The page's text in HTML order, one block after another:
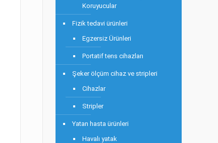
Koruyucular
Fizik tedavi ürünleri
Egzersiz Ürünleri
Portatif tens cihazları
Şeker ölçüm cihaz ve stripleri
Cihazlar
Stripler
Yatan hasta ürünleri
Havalı yatak